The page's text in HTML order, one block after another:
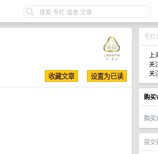
专栏
关
关
购买
购买
提交